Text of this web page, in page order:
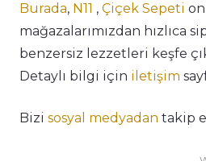
Burada, N11 , Çiçek Sepeti
mağazalarımızdan hızlıca
benzersiz lezzetleri keşfe
Detaylı bilgi için iletişim
Bizi sosyal medyadan takip